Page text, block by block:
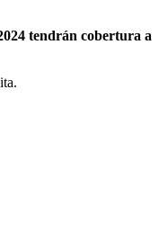
tendrán cobertura a